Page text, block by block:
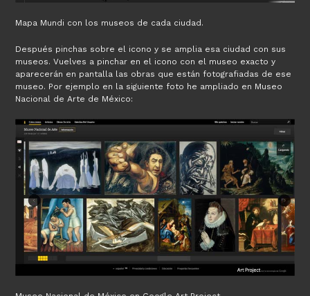
Mapa Mundi con los museos de cada ciudad.
Después pinchas sobre el icono y se amplia esa ciudad con sus
museos. Vuelves a pinchar en el icono con el museo exacto y
aparecerán en pantalla las obras que están fotografiadas de ese
museo. Por ejemplo en la siguiente foto he ampliado en Museo
Nacional de Arte de México: